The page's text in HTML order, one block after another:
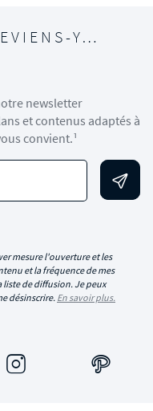
Y…
newsletter
et contenus adaptés à
convient.¹
mesure l'ouverture et les
et la fréquence de mes
de diffusion. Je peux
désinscrire. En savoir plus.